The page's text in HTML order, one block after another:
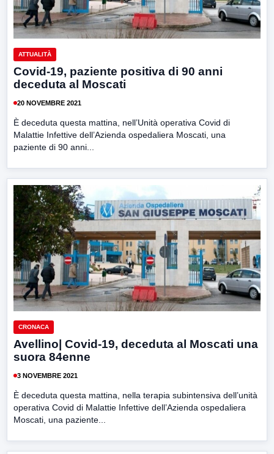
ATTUALITÀ
Covid-19, paziente positiva di 90 anni
deceduta al Moscati
20 NOVEMBRE 2021
È deceduta questa mattina, nell’Unità operativa Covid di
Malattie Infettive dell’Azienda ospedaliera Moscati, una
paziente di 90 anni...
CRONACA
Avellino| Covid-19, deceduta al Moscati una
suora 84enne
3 NOVEMBRE 2021
È deceduta questa mattina, nella terapia subintensiva dell’unità
operativa Covid di Malattie Infettive dell’Azienda ospedaliera
Moscati, una paziente...